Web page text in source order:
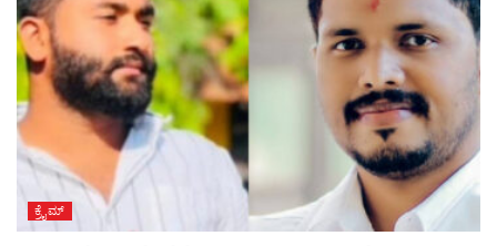
ಕ್ರೈಮ್